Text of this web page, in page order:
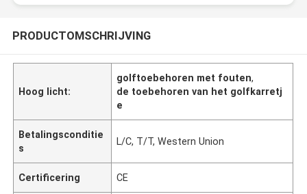
PRODUCTOMSCHRIJVING
Hoog licht:
golftoebehoren met fouten,
de toebehoren van het golfkarretj
e
Betalingsconditie
s
L/C, T/T, Western Union
Certificering CE